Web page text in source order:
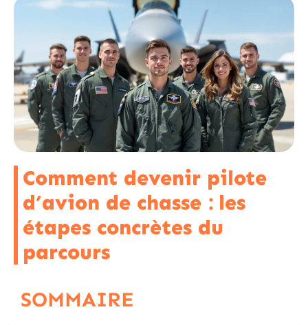
Comment devenir pilote
d’avion de chasse : les
étapes concrètes du
parcours
SOMMAIRE